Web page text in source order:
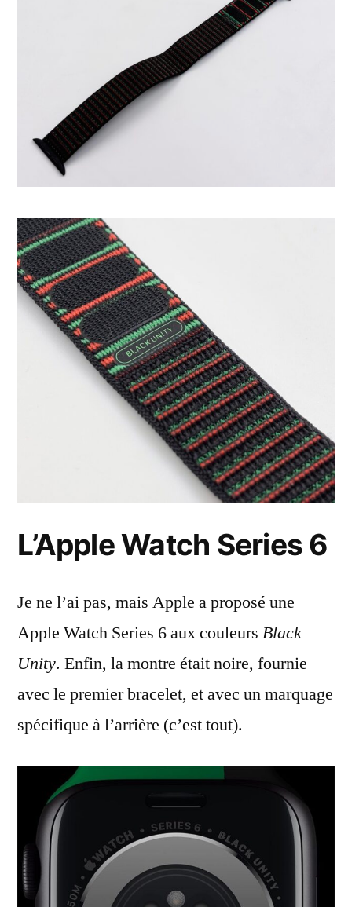
L’Apple Watch Series 6
Je ne l’ai pas, mais Apple a proposé une
Apple Watch Series 6 aux couleurs Black
Unity. Enfin, la montre était noire, fournie
avec le premier bracelet, et avec un marquage
spécifique à l’arrière (c’est tout).